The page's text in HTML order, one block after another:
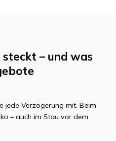
– und was
jede Verzögerung mit. Beim
– auch im Stau vor dem